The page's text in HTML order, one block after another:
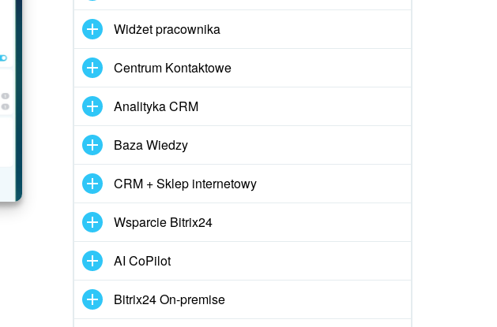
Widżet pracownika
Centrum Kontaktowe
Analityka CRM
Baza Wiedzy
CRM + Sklep internetowy
Wsparcie Bitrix24
AI CoPilot
Bitrix24 On-premise